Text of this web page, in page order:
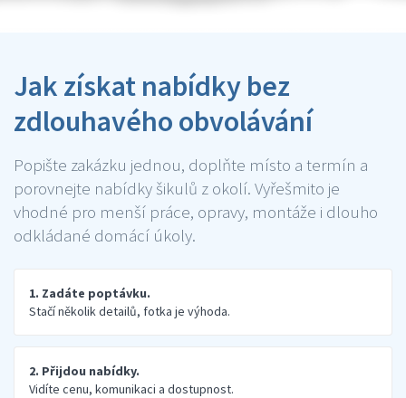
Jak získat nabídky bez
zdlouhavého obvolávání
Popište zakázku jednou, doplňte místo a termín a
porovnejte nabídky šikulů z okolí. Vyřešmito je
vhodné pro menší práce, opravy, montáže i dlouho
odkládané domácí úkoly.
1. Zadáte poptávku.
Stačí několik detailů, fotka je výhoda.
2. Přijdou nabídky.
Vidíte cenu, komunikaci a dostupnost.